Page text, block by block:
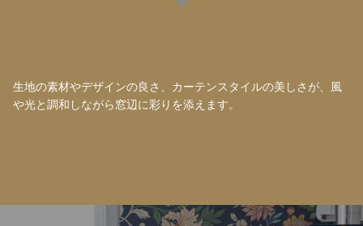
生地の素材やデザインの良さ、カーテンスタイルの美しさが、風
や光と調和しながら窓辺に彩りを添えます。